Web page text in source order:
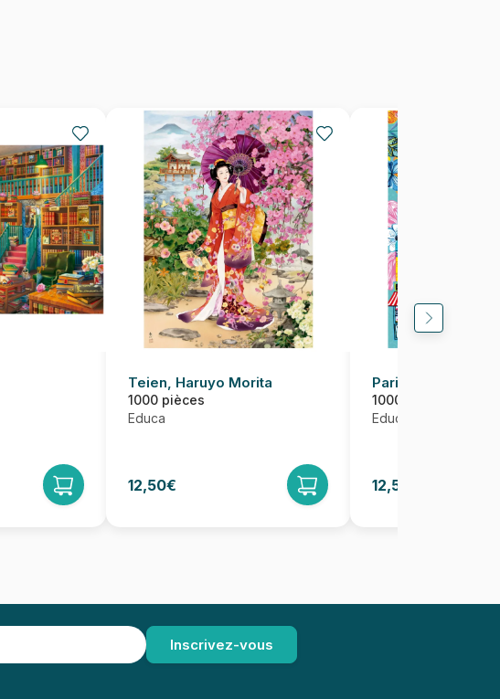
Teien, Haruyo Morita
1000 pièces
Educa
12,50€
Paris par Car
1000 pièces
Educa
12,50€